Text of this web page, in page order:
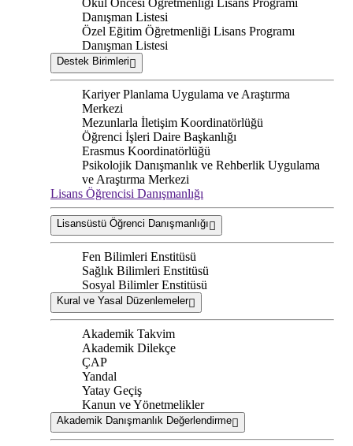
Okul Öncesi Öğretmenliği Lisans Programı
Danışman Listesi
Özel Eğitim Öğretmenliği Lisans Programı
Danışman Listesi
Destek Birimleri
Kariyer Planlama Uygulama ve Araştırma
Merkezi
Mezunlarla İletişim Koordinatörlüğü
Öğrenci İşleri Daire Başkanlığı
Erasmus Koordinatörlüğü
Psikolojik Danışmanlık ve Rehberlik Uygulama
ve Araştırma Merkezi
Lisans Öğrencisi Danışmanlığı
Lisansüstü Öğrenci Danışmanlığı
Fen Bilimleri Enstitüsü
Sağlık Bilimleri Enstitüsü
Sosyal Bilimler Enstitüsü
Kural ve Yasal Düzenlemeler
Akademik Takvim
Akademik Dilekçe
ÇAP
Yandal
Yatay Geçiş
Kanun ve Yönetmelikler
Akademik Danışmanlık Değerlendirme